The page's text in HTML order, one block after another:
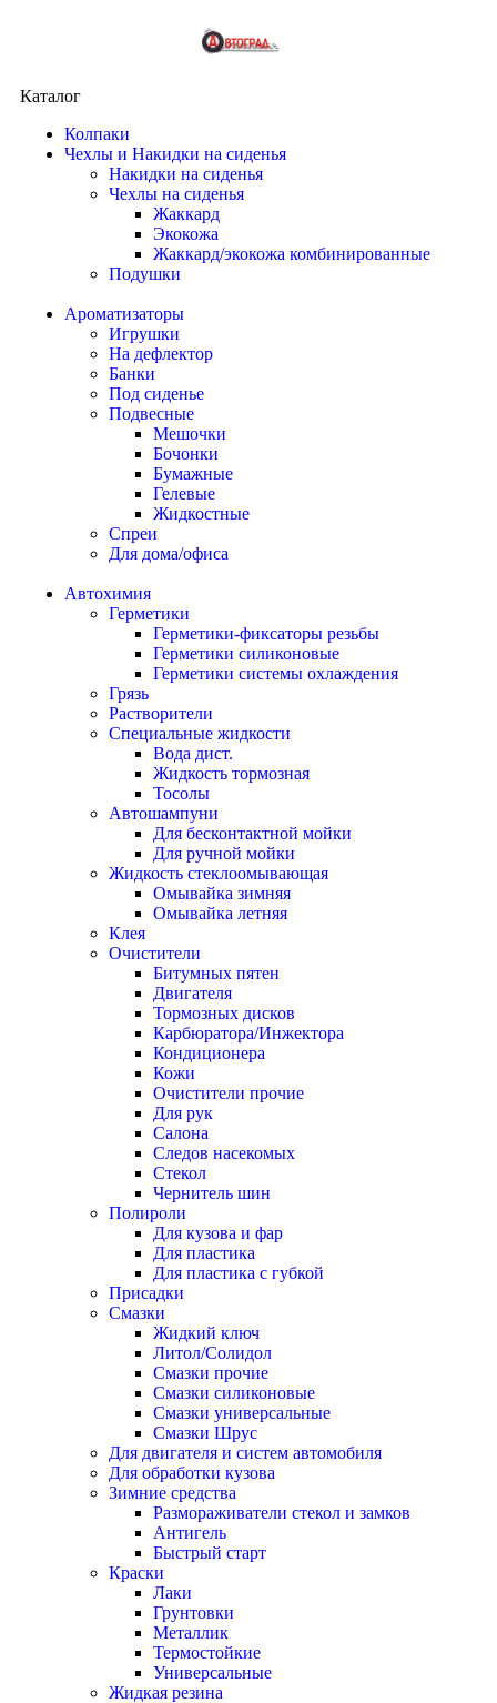
Каталог
Колпаки
Чехлы и Накидки на сиденья
Накидки на сиденья
Чехлы на сиденья
Жаккард
Экокожа
Жаккард/экокожа комбинированные
Подушки
Ароматизаторы
Игрушки
На дефлектор
Банки
Под сиденье
Подвесные
Мешочки
Бочонки
Бумажные
Гелевые
Жидкостные
Спреи
Для дома/офиса
Автохимия
Герметики
Герметики-фиксаторы резьбы
Герметики силиконовые
Герметики системы охлаждения
Грязь
Растворители
Специальные жидкости
Вода дист.
Жидкость тормозная
Тосолы
Автошампуни
Для бесконтактной мойки
Для ручной мойки
Жидкость стеклоомывающая
Омывайка зимняя
Омывайка летняя
Клея
Очистители
Битумных пятен
Двигателя
Тормозных дисков
Карбюратора/Инжектора
Кондиционера
Кожи
Очистители прочие
Для рук
Салона
Следов насекомых
Стекол
Чернитель шин
Полироли
Для кузова и фар
Для пластика
Для пластика с губкой
Присадки
Смазки
Жидкий ключ
Литол/Солидол
Смазки прочие
Смазки силиконовые
Смазки универсальные
Смазки Шрус
Для двигателя и систем автомобиля
Для обработки кузова
Зимние средства
Размораживатели стекол и замков
Антигель
Быстрый старт
Краски
Лаки
Грунтовки
Металлик
Термостойкие
Универсальные
Жидкая резина